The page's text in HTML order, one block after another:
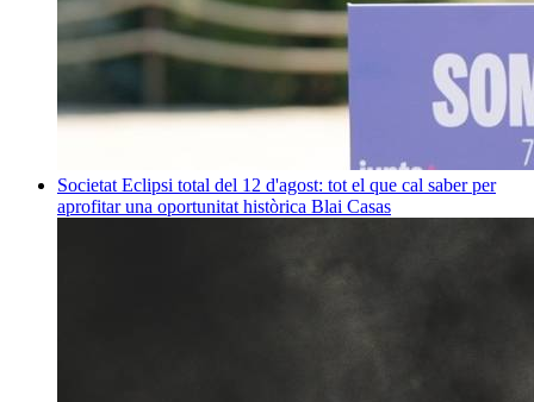
Societat Eclipsi total del 12 d'agost: tot el que cal saber per
aprofitar una oportunitat històrica Blai Casas